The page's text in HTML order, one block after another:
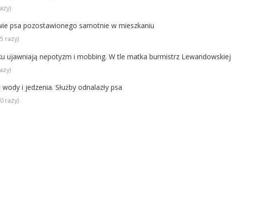
psa pozostawionego samotnie w mieszkaniu
razy)
ujawniają nepotyzm i mobbing. W tle matka burmistrz Lewandowskiej
i jedzenia. Służby odnalazły psa
razy)